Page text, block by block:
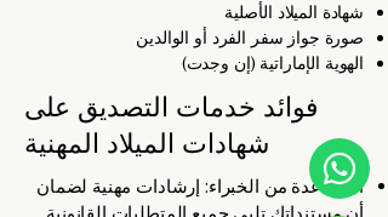
شهادة الميلاد الأصلية
صورة جواز سفر الفرد أو الوالدين
الهوية الإماراتية (إن وجدت)
فوائد خدمات التصديق على
شهادات الميلاد المهنية
المساعدة من الخبراء: إرشادات مهنية لضمان